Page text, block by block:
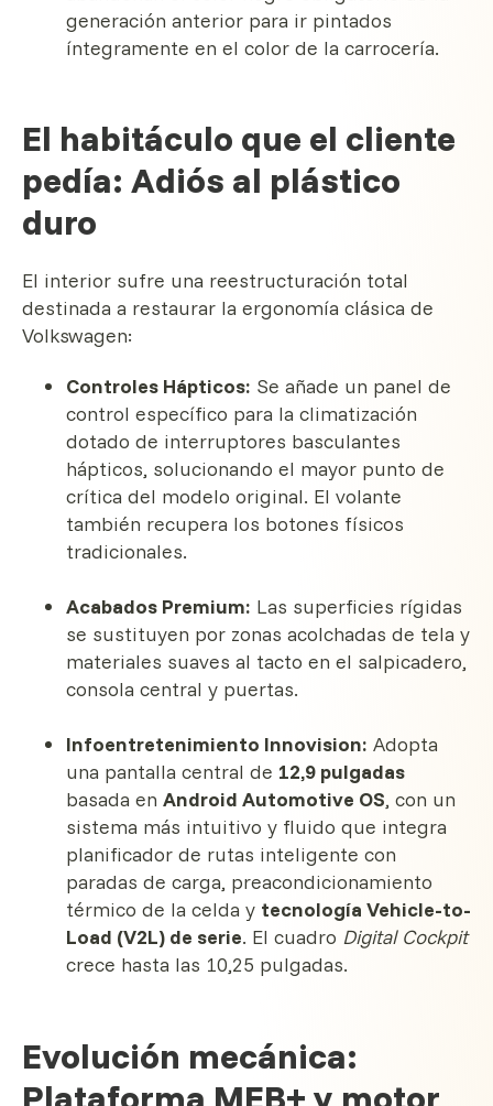
generación anterior para ir pintados
íntegramente en el color de la carrocería.
El habitáculo que el cliente
pedía: Adiós al plástico
duro
El interior sufre una reestructuración total
destinada a restaurar la ergonomía clásica de
Volkswagen:
Controles Hápticos: Se añade un panel de
control específico para la climatización
dotado de interruptores basculantes
hápticos, solucionando el mayor punto de
crítica del modelo original. El volante
también recupera los botones físicos
tradicionales.
Acabados Premium: Las superficies rígidas
se sustituyen por zonas acolchadas de tela y
materiales suaves al tacto en el salpicadero,
consola central y puertas.
Infoentretenimiento Innovision: Adopta
una pantalla central de 12,9 pulgadas
basada en Android Automotive OS, con un
sistema más intuitivo y fluido que integra
planificador de rutas inteligente con
paradas de carga, preacondicionamiento
térmico de la celda y tecnología Vehicle-to-
Load (V2L) de serie. El cuadro Digital Cockpit
crece hasta las 10,25 pulgadas.
Evolución mecánica:
Plataforma MEB+ y motor